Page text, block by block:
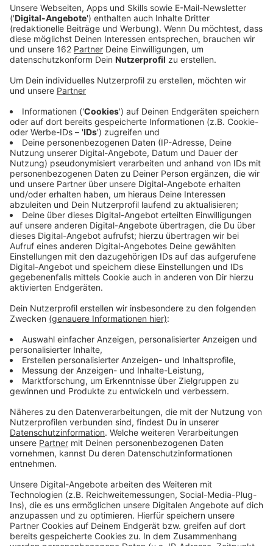
Anzeige
In Kamp-Lintfort haben sich 17 Bewohner einer
laut NRZ aus sechs Familien und sind jetzt in
Quarantäne. Krankheitssymptome zeigt bisher
offenbar keiner. An der Friedrichstraße wohnen
insgesamt 155 Flüchtlinge. Nachdem die ersten
Infektionen bekannt wurden, sind alle Bewohner auf
Corona getestet worden. Die Stadt versorgt die
Familien während der Quarantäne mit Lebensmitteln.
Ein Sicherheitsdienst wurde auf den Tag ausgedehnt,
damit das Besuchsverbot garantiert eingehalten wird.
Anzeige
In Dinslaken sind zwei Bewohner eines
Seniorenheims infiziert
Anzeige
In Dinslaken gibt es außerdem einen Corona-Ausbruch
in einem Seniorenheim. Im St. Benedikt-Haus ist eine
Etage gesperrt worden, schreibt die Zeitung. Zwei
Bewohner haben sich hier infiziert. Das
Kreisgesundheitsamt will demnach jetzt
Reihentestungen vornehmen. 80 Menschen leben in
dem Seniorenheim. Träger ist die Caritas. Sie hatte
auch schon in Wesel mit einem Corona-Ausbruch zu
kämpfen. Im Ludgerushaus waren letztes Jahr 25
Bewohner infiziert worden.
Anzeige